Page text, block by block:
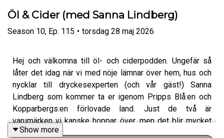
Öl & Cider (med Sanna Lindberg)
Season 10, Ep. 115 • torsdag 28 maj 2026
Hej och välkomna till öl- och ciderpodden. Ungefär så
låter det idag när vi med nöje lämnar över hem, hus och
nycklar till dryckesexperten (och vår gäst!) Sanna
Lindberg som kommer ta er igenom Pripps Blå:en och
Kopparbergs:en förlovade land. Just de två är
varumärken vi kanske hoppar över, men det blir mycket
annat spännande om vad som faktiskt är öl och cider.
Show more